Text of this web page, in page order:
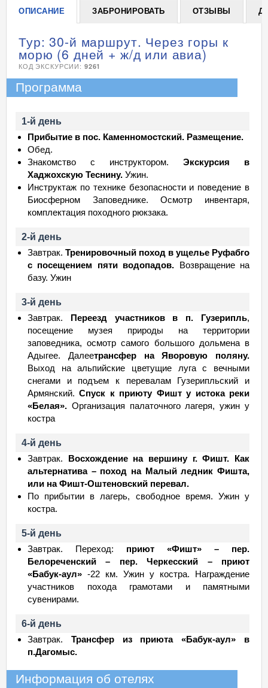
ОПИСАНИЕ ЗАБРОНИРОВАТЬ ОТЗЫВЫ
Тур: 30-й маршрут. Через горы к
морю (6 дней + ж/д или авиа)
КОД ЭКСКУРСИИ: 9261
Программа
1-й день
Прибытие в пос. Каменномостский. Размещение.
Обед.
Знакомство с инструктором. Экскурсия в
Хаджохскую Теснину. Ужин.
Инструктаж по технике безопасности и поведение в
Биосферном Заповеднике. Осмотр инвентаря,
комплектация походного рюкзака.
2-й день
Завтрак. Тренировочный поход в ущелье Руфабго
с посещением пяти водопадов. Возвращение на
базу. Ужин
3-й день
Завтрак. Переезд участников в п. Гузерипль,
посещение музея природы на территории
заповедника, осмотр самого большого дольмена в
Адыгее. Далеетрансфер на Яворовую поляну.
Выход на альпийские цветущие луга с вечными
снегами и подъем к перевалам Гузерипльский и
Армянский.Спуск к приюту Фишт у истока реки
«Белая». Организация палаточного лагеря, ужин у
костра
4-й день
Завтрак. Восхождение на вершину г. Фишт. Как
альтернатива – поход на Малый ледник Фишта,
или на Фишт-Оштеновский перевал.
По прибытии в лагерь, свободное время. Ужин у
костра.
5-й день
Завтрак. Переход: приют «Фишт» – пер.
Белореченский – пер. Черкесский – приют
«Бабук-аул» -22 км. Ужин у костра. Награждение
участников похода грамотами и памятными
сувенирами.
6-й день
Завтрак. Трансфер из приюта «Бабук-аул» в
п.Дагомыс.
Информация об отелях